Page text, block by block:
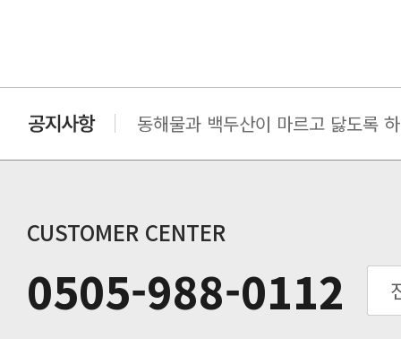
동해물과 백두산이 마르고 닳도록
동해물과 백두산이 마르고 닳도록
CUSTOMER CENTER
0505-988-0112